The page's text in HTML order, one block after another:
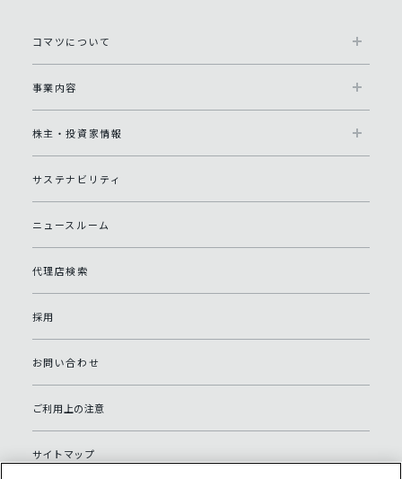
コマツについて
事業内容
株主・投資家情報
サステナビリティ
ニュースルーム
代理店検索
採用
お問い合わせ
ご利用上の注意
サイトマップ